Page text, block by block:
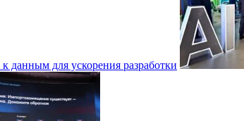
данным для ускорения разработки